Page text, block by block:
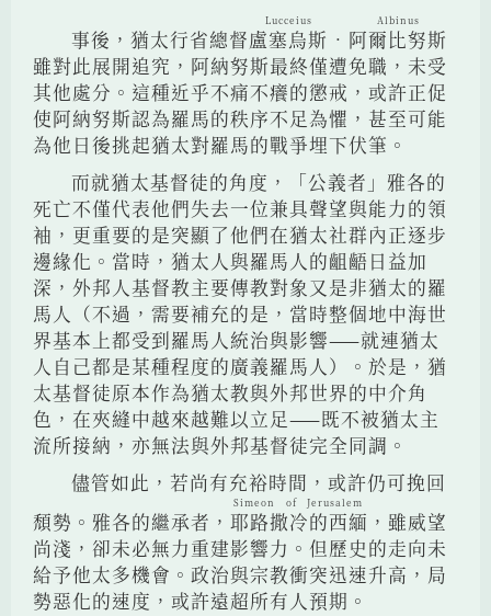
事後，猶太行省總督盧塞烏斯
Lucceius
‧ 阿爾比努斯
Albinus
雖對此展開追究，阿納努斯最終僅遭免職，未受
其他處分。這種近乎不痛不癢的懲戒，或許正促
使阿納努斯認為羅馬的秩序不足為懼，甚至可能
為他日後挑起猶太對羅馬的戰爭埋下伏筆。
而就猶太基督徒的角度，「公義者」雅各的
死亡不僅代表他們失去一位兼具聲望與能力的領
袖，更重要的是突顯了他們在猶太社群內正逐步
邊緣化。當時，猶太人與羅馬人的齟齬日益加
深，外邦人基督教主要傳教對象又是非猶太的羅
馬人（不過，需要補充的是，當時整個地中海世
界基本上都受到羅馬人統治與影響——就連猶太
人自己都是某種程度的廣義羅馬人）。於是，猶
太基督徒原本作為猶太教與外邦世界的中介角
色，在夾縫中越來越難以立足——既不被猶太主
流所接納，亦無法與外邦基督徒完全同調。
儘管如此，若尚有充裕時間，或許仍可挽回
頹勢。雅各的繼承者， 耶路撒冷的西緬
Simeon of Jerusalem
，雖威望
尚淺，卻未必無力重建影響力。但歷史的走向未
給予他太多機會。政治與宗教衝突迅速升高，局
勢惡化的速度，或許遠超所有人預期。